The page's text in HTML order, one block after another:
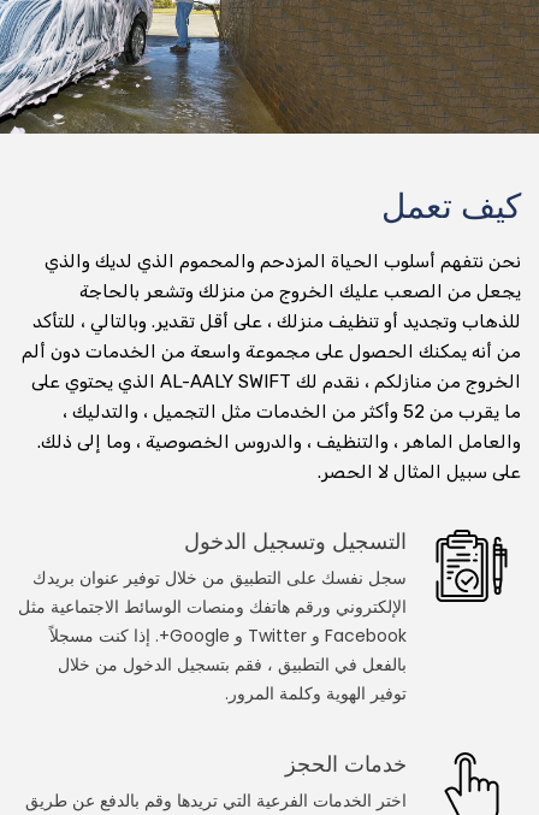
جني التسليم
عداء التسليم
توصيل طلبات الطعام
تسليم البقالة
صيدلية التسليم
تسليم المياه المعبأة في زجاجات
استشارة عبر الفيديو عبر الإنترنت
استأجر وتعلم من المعلم عبر مكالمة الفيديو
استشر محاميًا في مكالمة فيديو
استشر المنجم على مكالمة الفيديو
احصل على تدريب اللياقة على مكالمة الفيديو
خدمات العطاءات
كيف تعمل
نحن نتفهم أسلوب الحياة المزدحم والمحموم الذي لديك والذي
يجعل من الصعب عليك الخروج من منزلك وتشعر بالحاجة
للذهاب وتجديد أو تنظيف منزلك ، على أقل تقدير. وبالتالي ، للتأكد
من أنه يمكنك الحصول على مجموعة واسعة من الخدمات دون ألم
الخروج من منازلكم ، نقدم لك AL-AALY SWIFT الذي يحتوي على
ما يقرب من 52 وأكثر من الخدمات مثل التجميل ، والتدليك ،
والعامل الماهر ، والتنظيف ، والدروس الخصوصية ، وما إلى ذلك.
على سبيل المثال لا الحصر.
التسجيل وتسجيل الدخول
سجل نفسك على التطبيق من خلال توفير عنوان بريدك
الإلكتروني ورقم هاتفك ومنصات الوسائط الاجتماعية مثل
Facebook و Twitter و Google+. إذا كنت مسجلاً
بالفعل في التطبيق ، فقم بتسجيل الدخول من خلال
توفير الهوية وكلمة المرور.
خدمات الحجز
اختر الخدمات الفرعية التي تريدها وقم بالدفع عن طريق